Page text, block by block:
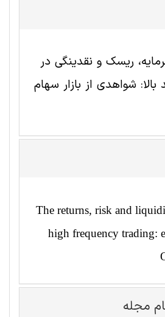
ریسک و نقدینگی در
شواهدی از بازار سهام
The returns, risk and
high frequency trading:
مجله